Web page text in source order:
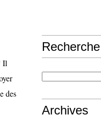
Il
des
Recherche
Archives